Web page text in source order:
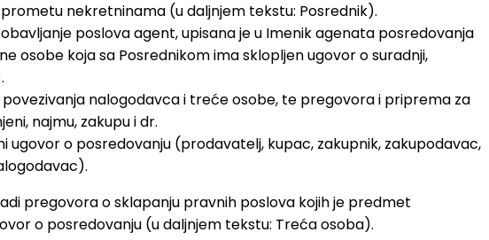
nekretninama (u daljnjem tekstu: Posrednik).
poslova agent, upisana je u Imenik agenata posredovanja
osobe koja sa Posrednikom ima sklopljen ugovor o suradnji,
nalogodavca i treće osobe, te pregovora i priprema za
najmu, zakupu i dr.
o posredovanju (prodavatelj, kupac, zakupnik, zakupodavac,
pregovora o sklapanju pravnih poslova kojih je predmet
o posredovanju (u daljnjem tekstu: Treća osoba).